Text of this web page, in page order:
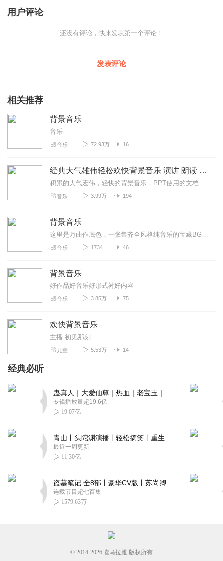
用户评论
还没有评论，快来发表第一个评论！
发表评论
相关推荐
背景音乐
音乐
音乐 72.93万 16
经典大气雄伟轻松欢快背景音乐 演讲 朗读 PPT
积累的大气宏伟，轻快的背景音乐，PPT使用的文档音乐，各种背景音乐大全，在很多场合应用很广泛！
音乐 3.99万 194
背景音乐
这里是万曲作底色，一张集齐全风格纯音乐的宝藏BGM专辑。治愈温柔的钢琴、诡秘氛围感旋律、雅致国风韵律、轻快电子律动、慵懒松弛小调，曲风大乱炖，一次解锁所有听...
音乐 1734 46
背景音乐
好作品好音乐好形式衬好内容
音乐 3.85万 75
欢快背景音乐
主播:初见那刻
儿童 5.53万 14
经典必听
专辑播放量超19.6亿
19.07亿
最近一周更新
11.30亿
连载节目超七百集
1579.63万
© 2014-2026 喜马拉雅 版权所有